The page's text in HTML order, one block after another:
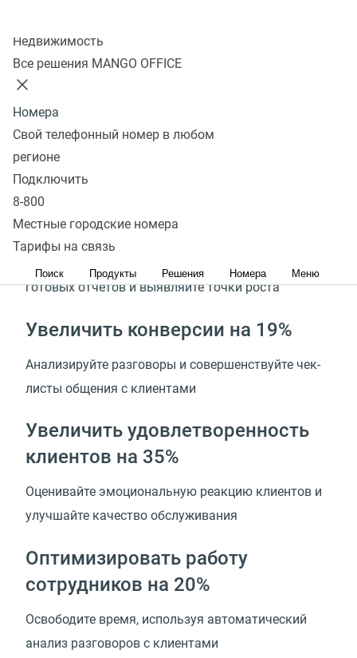
Недвижимость
Все решения MANGO OFFICE
Номера
Свой телефонный номер в любом
регионе
Подключить
8-800
Местные городские номера
Тарифы на связь
Поиск Продукты Решения Номера Меню
Подключить
Сервис Речевой аналитики
поможет
Увеличить средний чек на 30%*
готовых отчетов и выявляйте точки роста
Увеличить конверсии на 19%
Анализируйте разговоры и совершенствуйте чек-
листы общения с клиентами
Увеличить удовлетворенность
клиентов на 35%
Оценивайте эмоциональную реакцию клиентов и
улучшайте качество обслуживания
Оптимизировать работу
сотрудников на 20%
Освободите время, используя автоматический
анализ разговоров с клиентами